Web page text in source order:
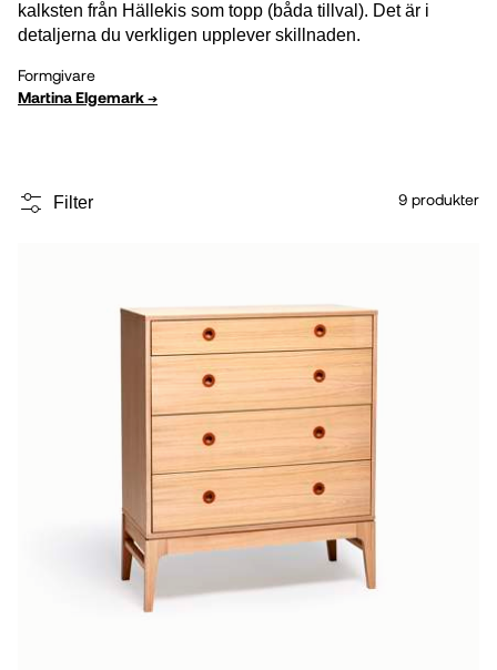
kalksten från Hällekis som topp (båda tillval). Det är i
detaljerna du verkligen upplever skillnaden.
Formgivare
Martina Elgemark ➔
Filter 9 produkter